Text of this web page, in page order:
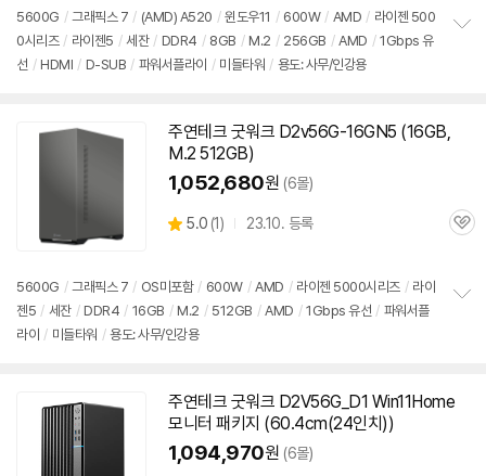
5600G / 그래픽스 7 / (AMD) A520 / 윈도우11 / 600W / AMD / 라이젠 500
0시리즈 / 라이젠5 / 세잔 / DDR4 / 8GB / M.2 / 256GB / AMD / 1Gbps 유
선 / HDMI / D-SUB / 파워서플라이 / 미들타워 / 용도: 사무/인강용
주연테크 굿워크 D2v56G-16GN5 (16GB,
M.2 512GB)
1,052,680원 (6몰)
별
5.0 (상
뷰
1) 23.10. 등록
관
5600G / 그래픽스 7 / OS미포함 / 600W / AMD / 라이젠 5000시리즈 / 라이
젠5 / 세잔 / DDR4 / 16GB / M.2 / 512GB / AMD / 1Gbps 유선 / 파워서플
라이 / 미들타워 / 용도: 사무/인강용
주연테크 굿워크 D2V56G_D1 Win11Home
모니터 패키지 (60.4cm(24인치))
1,094,970원 (6몰)